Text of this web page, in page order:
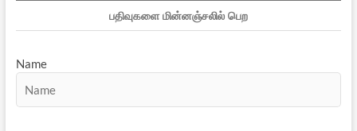
பதிவுகளை மின்னஞ்சலில் பெற
Name